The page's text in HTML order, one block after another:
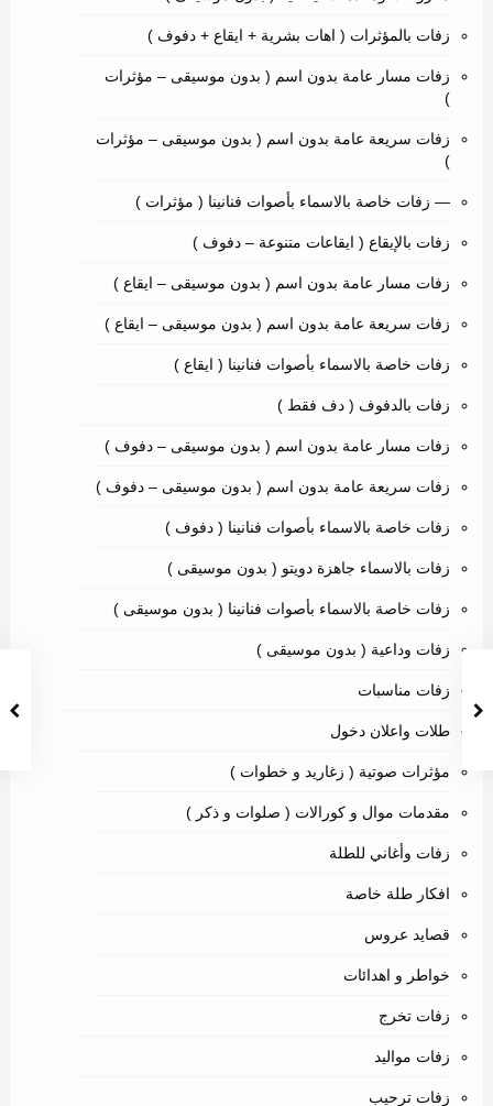
زفات بالمؤثرات ( اهات بشرية + ايقاع + دفوف )
زفات مسار عامة بدون اسم ( بدون موسيقى – مؤثرات
)
زفات سريعة عامة بدون اسم ( بدون موسيقى – مؤثرات
)
— زفات خاصة بالاسماء بأصوات فنانينا ( مؤثرات )
زفات بالإيقاع ( ايقاعات متنوعة – دفوف )
زفات مسار عامة بدون اسم ( بدون موسيقى – ايقاع )
زفات سريعة عامة بدون اسم ( بدون موسيقى – ايقاع )
زفات خاصة بالاسماء بأصوات فنانينا ( ايقاع )
زفات بالدفوف ( دف فقط )
زفات مسار عامة بدون اسم ( بدون موسيقى – دفوف )
زفات سريعة عامة بدون اسم ( بدون موسيقى – دفوف )
زفات خاصة بالاسماء بأصوات فنانينا ( دفوف )
زفات بالاسماء جاهزة دويتو ( بدون موسيقى )
زفات خاصة بالاسماء بأصوات فنانينا ( بدون موسيقى )
زفات وداعية ( بدون موسيقى )
زفات مناسبات
طلات واعلان دخول
مؤثرات صوتية ( زغاريد و خطوات )
مقدمات موال و كورالات ( صلوات و ذكر )
زفات وأغاني للطلة
افكار طلة خاصة
قصايد عروس
خواطر و اهدائات
زفات تخرج
زفات مواليد
زفات ترحيب